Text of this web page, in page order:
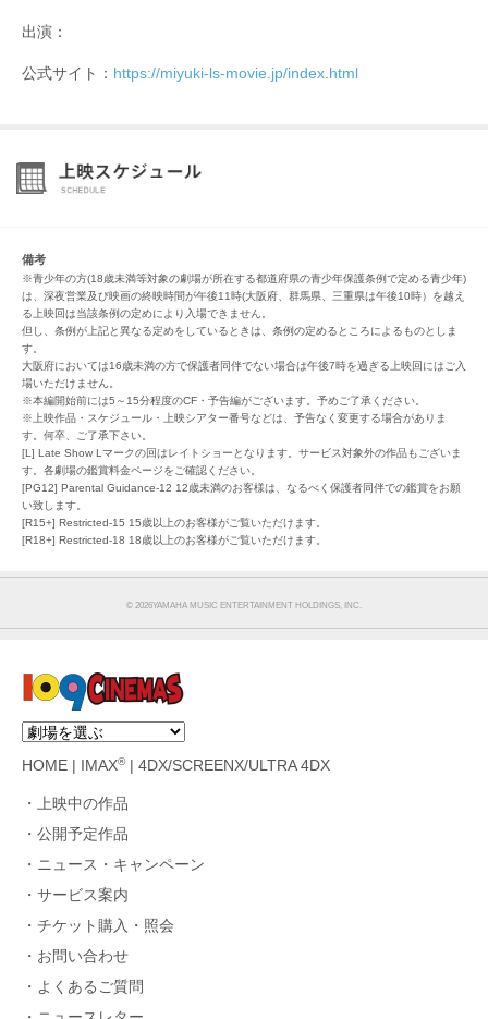
出演：
公式サイト： https://miyuki-ls-movie.jp/index.html
備考
※青少年の方(18歳未満等対象の劇場が所在する都道府県の青少年保護条例で定める青少年)
は、深夜営業及び映画の終映時間が午後11時(大阪府、群馬県、三重県は午後10時）を越え
る上映回は当該条例の定めにより入場できません。
但し、条例が上記と異なる定めをしているときは、条例の定めるところによるものとしま
す。
大阪府においては16歳未満の方で保護者同伴でない場合は午後7時を過ぎる上映回にはご入
場いただけません。
※本編開始前には5～15分程度のCF・予告編がございます。予めご了承ください。
※上映作品・スケジュール・上映シアター番号などは、予告なく変更する場合がありま
す。何卒、ご了承下さい。
[L] Late Show Lマークの回はレイトショーとなります。サービス対象外の作品もございま
す。各劇場の鑑賞料金ページをご確認ください。
[PG12] Parental Guidance-12 12歳未満のお客様は、なるべく保護者同伴での鑑賞をお願
い致します。
[R15+] Restricted-15 15歳以上のお客様がご覧いただけます。
[R18+] Restricted-18 18歳以上のお客様がご覧いただけます。
©︎ 2026YAMAHA MUSIC ENTERTAINMENT HOLDINGS, INC.
HOME IMAX®| 4DX/SCREENX/ULTRA 4DX
上映中の作品
公開予定作品
ニュース・キャンペーン
サービス案内
チケット購入・照会
お問い合わせ
よくあるご質問